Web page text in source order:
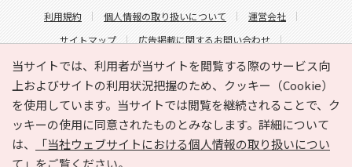
当サイトでは、利用者が当サイトを閲覧する際のサービス向
上およびサイトの利用状況把握のため、クッキー（Cookie）
を使用しています。当サイトでは閲覧を継続されることで、ク
ッキーの使用に同意されたものとみなします。詳細について
は、
「当社ウェブサイトにおける個人情報の取り扱いについ
て」 をご覧ください。
利用規約
個人情報の取り扱いについて
運営会社
サイトマップ
広告掲載に関するお問い合わせ
サイトの内容に関するお問い合わせ
Copyright © HYOJITO.Co.,Ltd. All Rights Reserved.